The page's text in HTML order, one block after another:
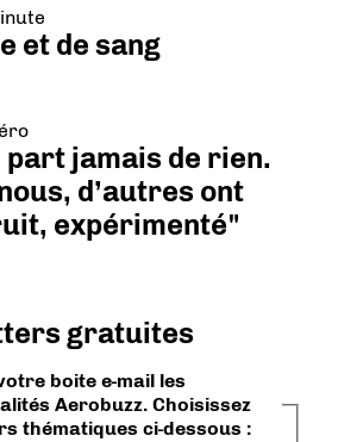
et de sang
part jamais de rien.
d’autres ont
expérimenté"
gratuites
boite e-mail les
Aerobuzz. Choisissez
thématiques ci-dessous :